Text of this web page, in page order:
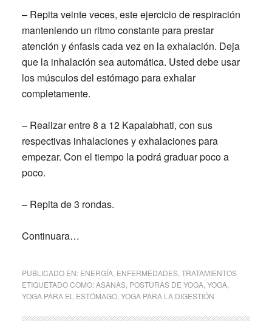
– Repita veinte veces, este ejercicio de respiración
manteniendo un ritmo constante para prestar
atención y énfasis cada vez en la exhalación. Deja
que la inhalación sea automática. Usted debe usar
los músculos del estómago para exhalar
completamente.
– Realizar entre 8 a 12 Kapalabhati, con sus
respectivas inhalaciones y exhalaciones para
empezar. Con el tiempo la podrá graduar poco a
poco.
– Repita de 3 rondas.
Continuara…
PUBLICADO EN: ENERGÍA, ENFERMEDADES, TRATAMIENTOS
ETIQUETADO COMO:ASANAS, POSTURAS DE YOGA, YOGA,
YOGA PARA EL ESTÓMAGO, YOGA PARA LA DIGESTIÓN